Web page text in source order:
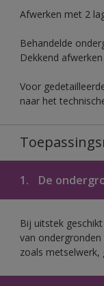
Afwerken met 2
Behandelde
Dekkend
Voor
naar het
1. De
Bij uitstek
van
zoals metselwerk,